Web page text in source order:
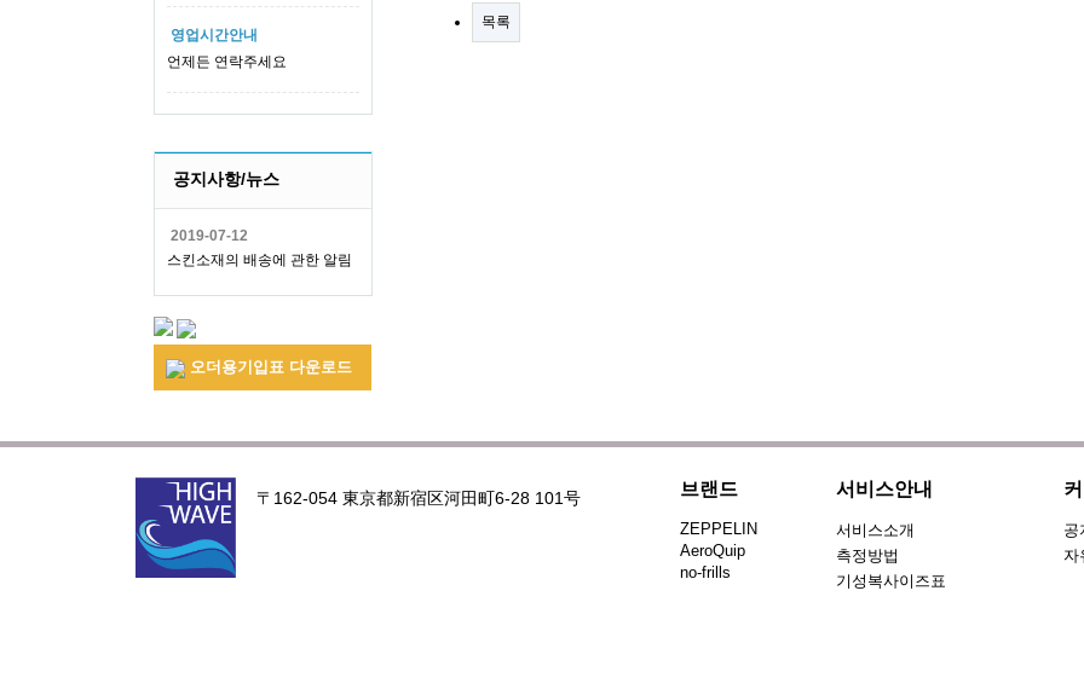
영업시간안내
언제든 연락주세요
공지사항/뉴스
2019-07-12
스킨소재의 배송에 관한 알림
오더용기입표 다운로드
목록
〒162-054 東京都新宿区河田町6-28 101号 브랜드
ZEPPELIN
AeroQuip
no-frills
서비스안내
서비스소개
측정방법
기성복사이즈표
공
자